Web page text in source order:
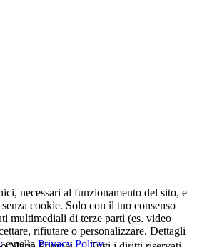
necessari al funzionamento del sito, e
cookie. Solo con il tuo consenso
multimediali di terze parti (es. video
rifiutare o personalizzare. Dettagli
e nella Privacy Policy.